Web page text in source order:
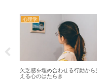
心理学
欠乏感を埋め合わせる行動から
える心のはたらき